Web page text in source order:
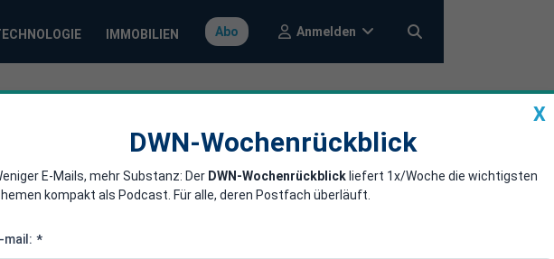
IMMOBILIEN Abo Anmelden
belastet
X
DWN-Wochenrückblick
E-Mails, mehr Substanz: Der DWN-Wochenrückblick liefert 1x/Woche die wichtigsten
kompakt als Podcast. Für alle, deren Postfach überläuft.
mail: *